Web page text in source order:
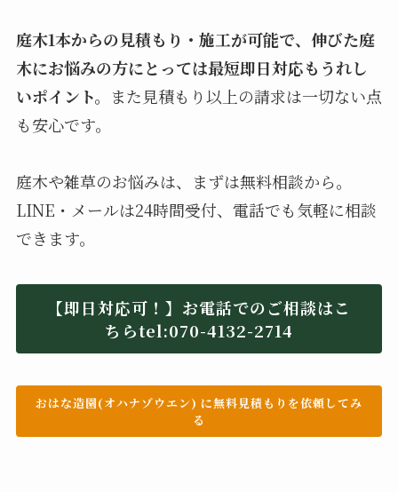
庭木1本からの見積もり・施工が可能で、伸びた庭
木にお悩みの方にとっては最短即日対応もうれし
いポイント。 また見積もり以上の請求は一切ない点
も安心です。
庭木や雑草のお悩みは、まずは無料相談から。
LINE・メールは24時間受付、電話でも気軽に相談
できます。
【即日対応可！】お電話でのご相談はこ
ちらtel:070-4132-2714
おはな造園(オハナゾウエン) に無料見積もりを依頼してみ
る